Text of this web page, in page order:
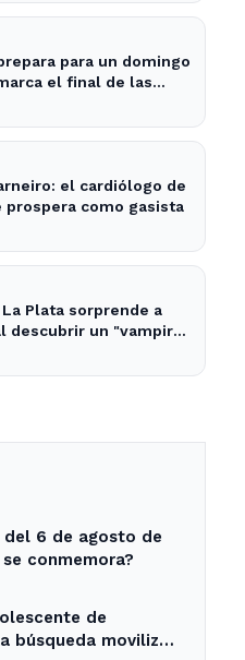
para un domingo
el final de las
el cardiólogo de
prospera como gasista
Plata sorprende a
descubrir un "vampiro
del 6 de agosto de
conmemora?
de
búsqueda movilizó